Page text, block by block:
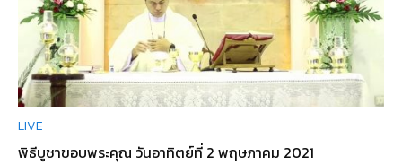
LIVE
พิธีบูชาขอบพระคุณ วันอาทิตย์ที่ 2 พฤษภาคม 2021